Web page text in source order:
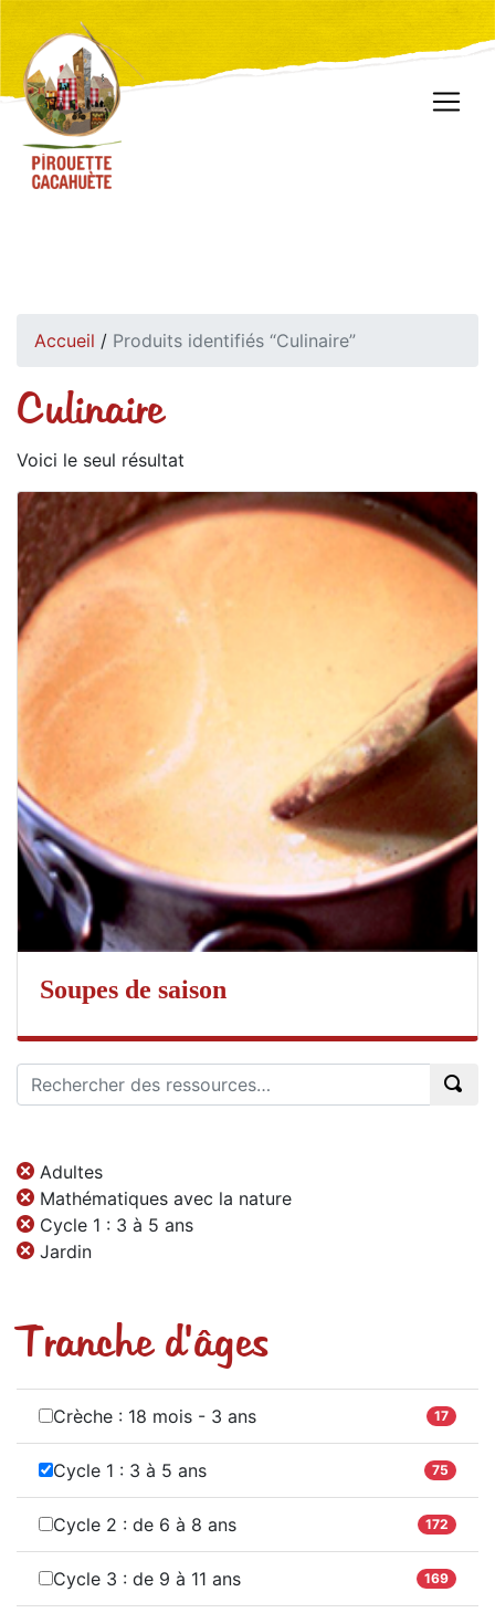
Accueil / Produits identifiés “Culinaire”
Culinaire
Voici le seul résultat
Soupes de saison
Adultes
Mathématiques avec la nature
Cycle 1 : 3 à 5 ans
Jardin
Tranche d'âges
Crèche : 18 mois - 3 ans 17
Cycle 1 : 3 à 5 ans 75
Cycle 2 : de 6 à 8 ans 172
Cycle 3 : de 9 à 11 ans 169